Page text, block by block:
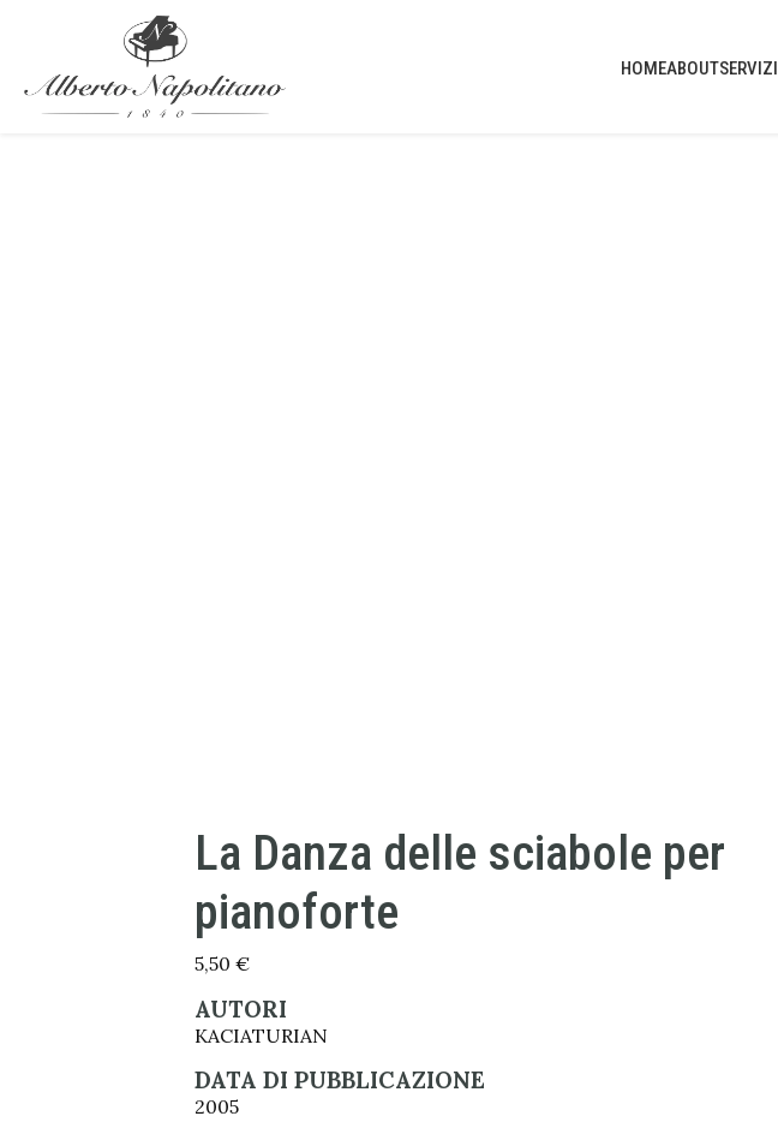
HOMEABOUTSERVIZI
La Danza delle sciabole per
pianoforte
5,50 €
AUTORI
KACIATURIAN
DATA DI PUBBLICAZIONE
2005